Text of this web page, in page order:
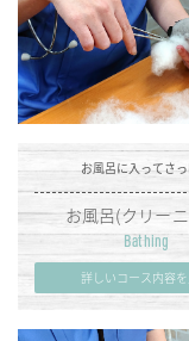
お風呂に入ってさ
お風呂(クリー
Bathing
詳しいコース内容